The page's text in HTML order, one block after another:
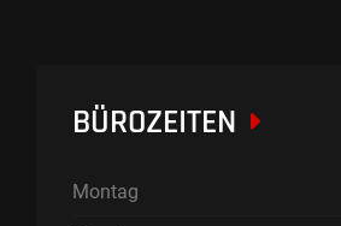
BÜROZEITEN
Montag